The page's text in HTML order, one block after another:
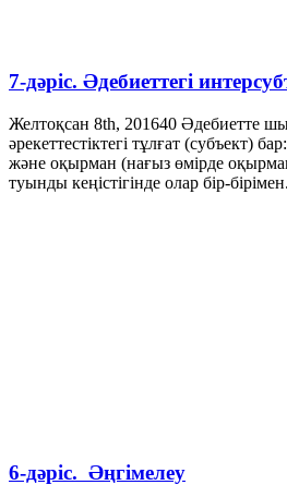
7-дәріс. Әдебиеттегі
Желтоқсан 8th, 201640 Әдебиетте
әрекеттестіктегі тұлғат (субъект)
және оқырман (нағыз өмірде
туынды кеңістігінде олар бір-
6-дәріс. Әңгімелеу